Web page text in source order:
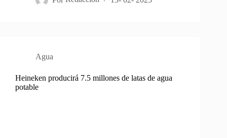
Agua
Heineken producirá 7.5 millones de latas de agua
potable